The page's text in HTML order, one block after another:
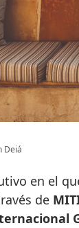
Deiá
en el
de